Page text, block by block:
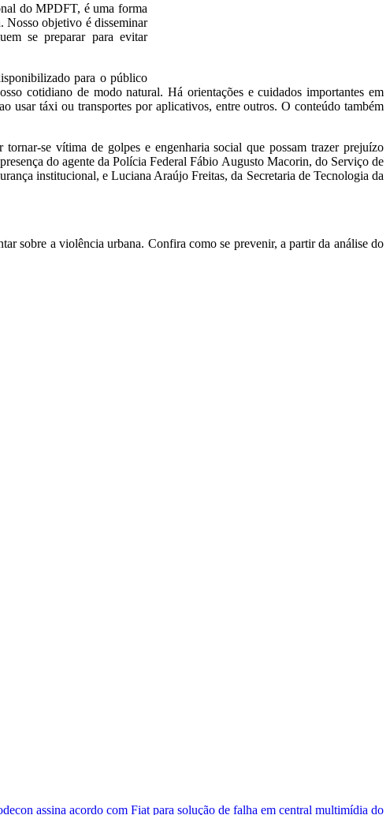
do MPDFT, é uma forma
Nosso objetivo é disseminar
se preparar para evitar
para o público
cotidiano de modo natural. Há orientações e cuidados importantes em
usar táxi ou transportes por aplicativos, entre outros. O conteúdo também
se vítima de golpes e engenharia social que possam trazer prejuízo
do agente da Polícia Federal Fábio Augusto Macorin, do Serviço de
institucional, e Luciana Araújo Freitas, da Secretaria de Tecnologia da
sobre a violência urbana. Confira como se prevenir, a partir da análise do
assina acordo com Fiat para solução de falha em central multimídia do